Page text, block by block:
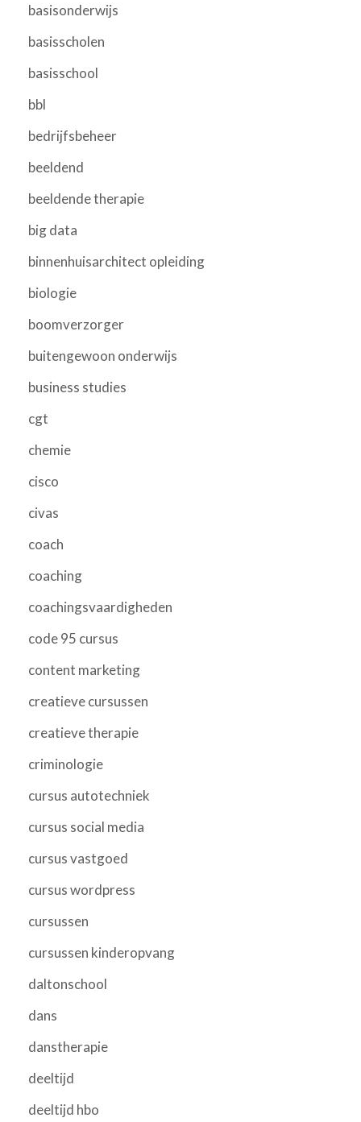
basisonderwijs
basisscholen
basisschool
bbl
bedrijfsbeheer
beeldend
beeldende therapie
big data
binnenhuisarchitect opleiding
biologie
boomverzorger
buitengewoon onderwijs
business studies
cgt
chemie
cisco
civas
coach
coaching
coachingsvaardigheden
code 95 cursus
content marketing
creatieve cursussen
creatieve therapie
criminologie
cursus autotechniek
cursus social media
cursus vastgoed
cursus wordpress
cursussen
cursussen kinderopvang
daltonschool
dans
danstherapie
deeltijd
deeltijd hbo